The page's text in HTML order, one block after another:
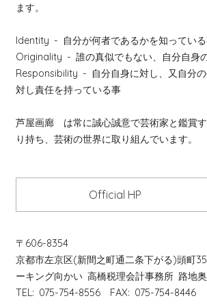
ます。
Identity - 自分が何者であるかを知ってい
Originality - 誰の真似でもない、自分自身
Responsibility - 自分自身に対し、又自分
対し責任を持っている事
芦屋画廊 は常に誠心誠意で芸術家と鑑賞
り持ち、芸術の世界に取り組んでいます。
Official HP
〒606-8354
京都市左京区(新間之町通二条下がる)頭町
ーキング向かい 高橋税理会計事務所 路地奥
TEL: 075-754-8556 FAX: 075-754-8446